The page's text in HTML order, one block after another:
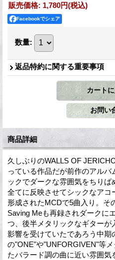
販売価格: 1,780円(税込)
Facebookでシェア
数量:
返品特約に関する重要事項
商品詳細
久しぶりのWALLS OF
っている作品だが前作のアルバ
ックでダークな雰囲気をちり
全てに反映させてシックなアコ
形成されたMCDで5曲入り。そ
Saving Meも再録されダークに
つ、後半メタリックなギターが
影響を受けていたであろう中期
の"ONE"や"UNFORGIVEN"等
たバラード調の曲に近い雰囲